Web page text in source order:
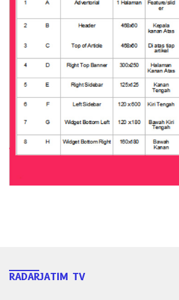
RADARJATIM TV